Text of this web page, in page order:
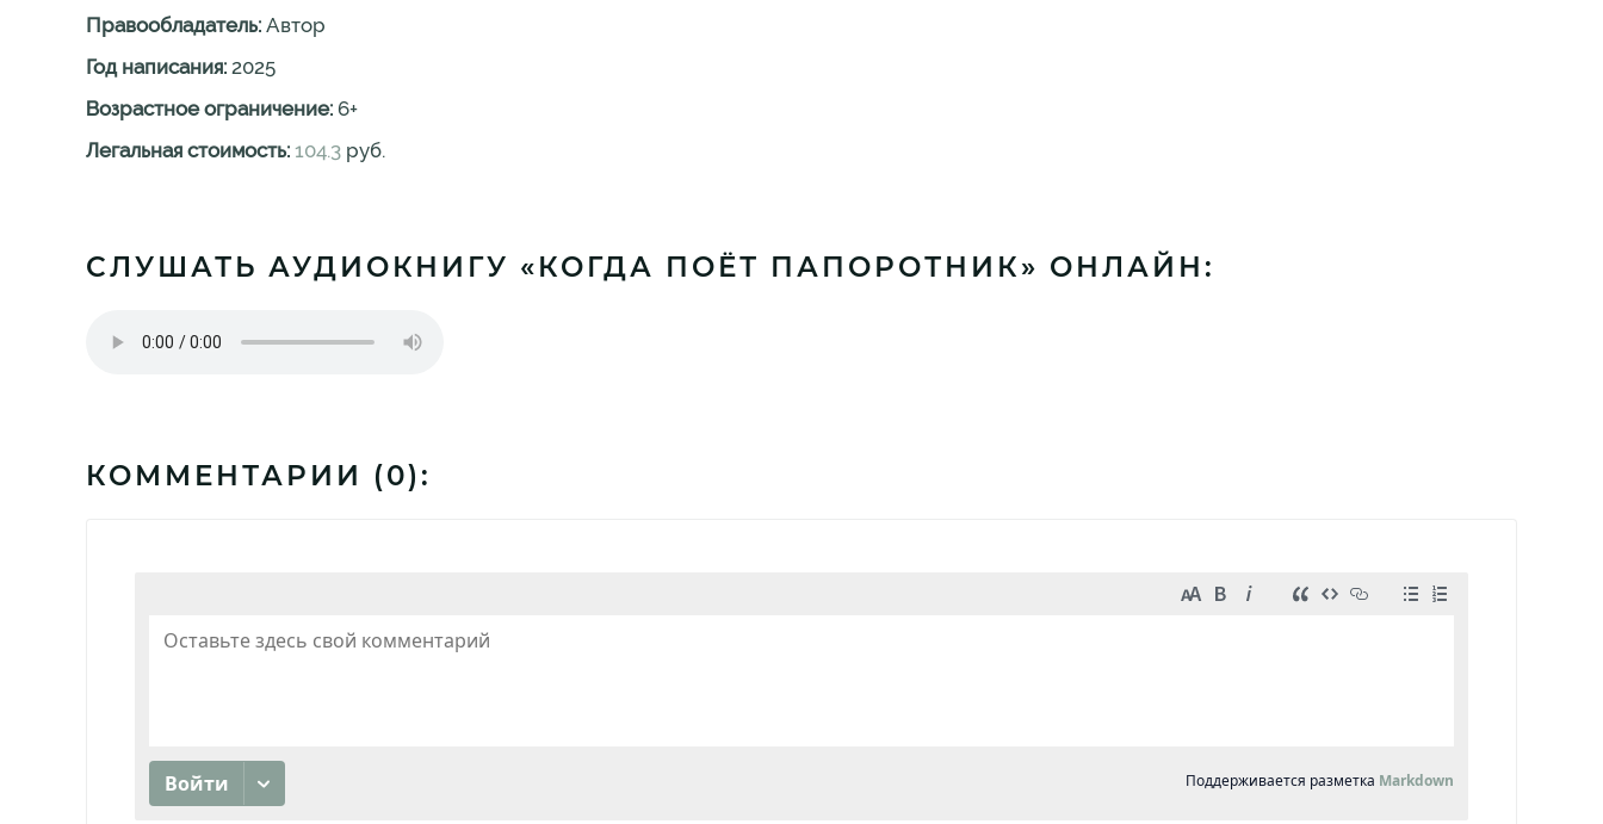
Правообладатель: Автор
Год написания: 2025
Возрастное ограничение: 6+
Легальная стоимость: 104.3 руб.
СЛУШАТЬ АУДИОКНИГУ «КОГДА ПОЁТ ПАПОРОТНИК» ОНЛАЙН:
КОММЕНТАРИИ (0):